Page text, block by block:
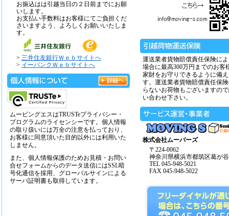
お振込はは引越当日の２日前までにお願
いします。
お支払い手数料はお客様にてご負担くだ
さいますよう、よろしくお願いいたしま
す。
> 三井住友銀行Ｗｅｂサイトへ
> イーバンクＷｅｂサイトへ
ムービングエスはTRUSTeプライバシー・
プログラムのライセンシーです。個人情報
の取り扱いには万全の注意を払っており、
お客様に同意頂いた目的以外には利用いた
しません。
また、個人情報保護のためお見積・お問い
合せフォームからのデータ送信にはSSL暗
号化通信を採用、グローバルサインによる
サーバ証明書も取得しています。
運送業者貨物賠償責任保険に
場合に最高300万円までのお客
家財をお守りできるように備
す。運送業者貨物賠償責任保
らないお荷物もございますの
い合わせ下さい。
株式会社ムーバーズ
〒224-0062
神奈川県横浜市都筑区葛が
TEL 045-948-5021
FAX 045-948-5022